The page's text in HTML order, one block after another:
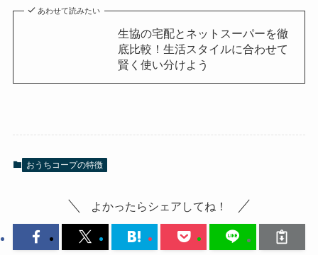
あわせて読みたい
生協の宅配とネットスーパーを徹
底比較！生活スタイルに合わせて
賢く使い分けよう
おうちコープの特徴
よかったらシェアしてね！